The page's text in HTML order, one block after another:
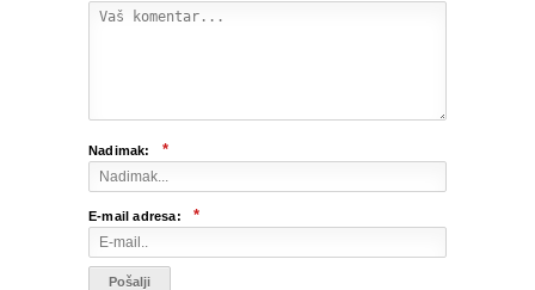
Nadimak: *
E-mail adresa: *